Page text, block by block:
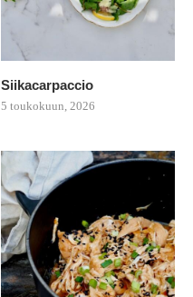
Siikacarpaccio
5 toukokuun, 2026